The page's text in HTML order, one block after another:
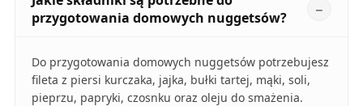
przygotowania domowych nuggetsów?
Do przygotowania domowych nuggetsów potrzebujesz
fileta z piersi kurczaka, jajka, bułki tartej, mąki, soli,
pieprzu, papryki, czosnku oraz oleju do smażenia.